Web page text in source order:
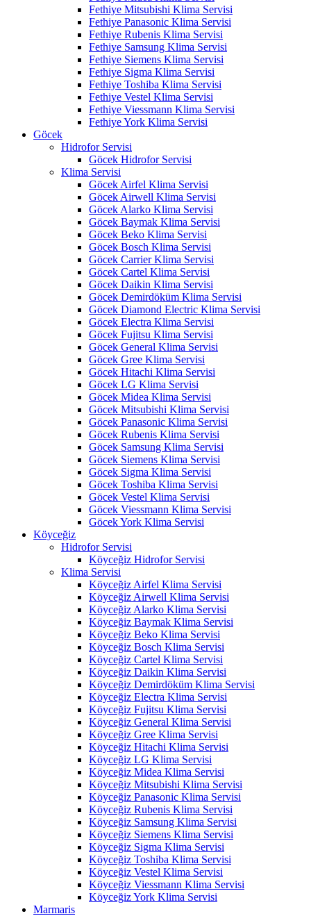
Fethiye Mitsubishi Klima Servisi
Fethiye Panasonic Klima Servisi
Fethiye Rubenis Klima Servisi
Fethiye Samsung Klima Servisi
Fethiye Siemens Klima Servisi
Fethiye Sigma Klima Servisi
Fethiye Toshiba Klima Servisi
Fethiye Vestel Klima Servisi
Fethiye Viessmann Klima Servisi
Fethiye York Klima Servisi
Göcek
Hidrofor Servisi
Göcek Hidrofor Servisi
Klima Servisi
Göcek Airfel Klima Servisi
Göcek Airwell Klima Servisi
Göcek Alarko Klima Servisi
Göcek Baymak Klima Servisi
Göcek Beko Klima Servisi
Göcek Bosch Klima Servisi
Göcek Carrier Klima Servisi
Göcek Cartel Klima Servisi
Göcek Daikin Klima Servisi
Göcek Demirdöküm Klima Servisi
Göcek Diamond Electric Klima Servisi
Göcek Electra Klima Servisi
Göcek Fujitsu Klima Servisi
Göcek General Klima Servisi
Göcek Gree Klima Servisi
Göcek Hitachi Klima Servisi
Göcek LG Klima Servisi
Göcek Midea Klima Servisi
Göcek Mitsubishi Klima Servisi
Göcek Panasonic Klima Servisi
Göcek Rubenis Klima Servisi
Göcek Samsung Klima Servisi
Göcek Siemens Klima Servisi
Göcek Sigma Klima Servisi
Göcek Toshiba Klima Servisi
Göcek Vestel Klima Servisi
Göcek Viessmann Klima Servisi
Göcek York Klima Servisi
Köyceğiz
Hidrofor Servisi
Köyceğiz Hidrofor Servisi
Klima Servisi
Köyceğiz Airfel Klima Servisi
Köyceğiz Airwell Klima Servisi
Köyceğiz Alarko Klima Servisi
Köyceğiz Baymak Klima Servisi
Köyceğiz Beko Klima Servisi
Köyceğiz Bosch Klima Servisi
Köyceğiz Cartel Klima Servisi
Köyceğiz Daikin Klima Servisi
Köyceğiz Demirdöküm Klima Servisi
Köyceğiz Electra Klima Servisi
Köyceğiz Fujitsu Klima Servisi
Köyceğiz General Klima Servisi
Köyceğiz Gree Klima Servisi
Köyceğiz Hitachi Klima Servisi
Köyceğiz LG Klima Servisi
Köyceğiz Midea Klima Servisi
Köyceğiz Mitsubishi Klima Servisi
Köyceğiz Panasonic Klima Servisi
Köyceğiz Rubenis Klima Servisi
Köyceğiz Samsung Klima Servisi
Köyceğiz Siemens Klima Servisi
Köyceğiz Sigma Klima Servisi
Köyceğiz Toshiba Klima Servisi
Köyceğiz Vestel Klima Servisi
Köyceğiz Viessmann Klima Servisi
Köyceğiz York Klima Servisi
Marmaris